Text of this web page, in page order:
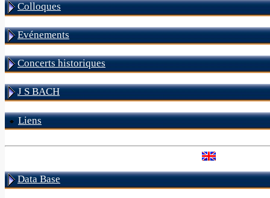
Colloques
Evénements
Concerts historiques
J S BACH
Liens
Data Base